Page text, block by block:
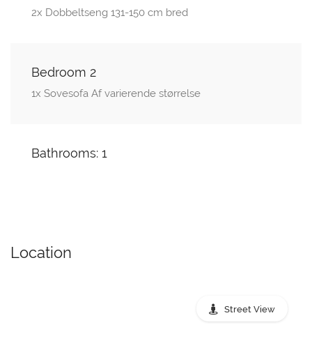
2x Dobbeltseng 131-150 cm bred
Bedroom 2
1x Sovesofa Af varierende størrelse
Bathrooms: 1
Location
Street View